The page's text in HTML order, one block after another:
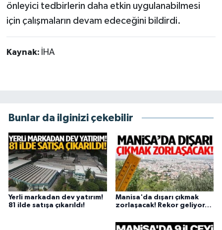
önleyici tedbirlerin daha etkin uygulanabilmesi
için çalışmaların devam edeceğini bildirdi.
Kaynak: İHA
Bunlar da ilginizi çekebilir
Yerli markadan dev yatırım!
81 ilde satışa çıkarıldı!
Manisa'da dışarı çıkmak
zorlaşacak! Rekor geliyor…